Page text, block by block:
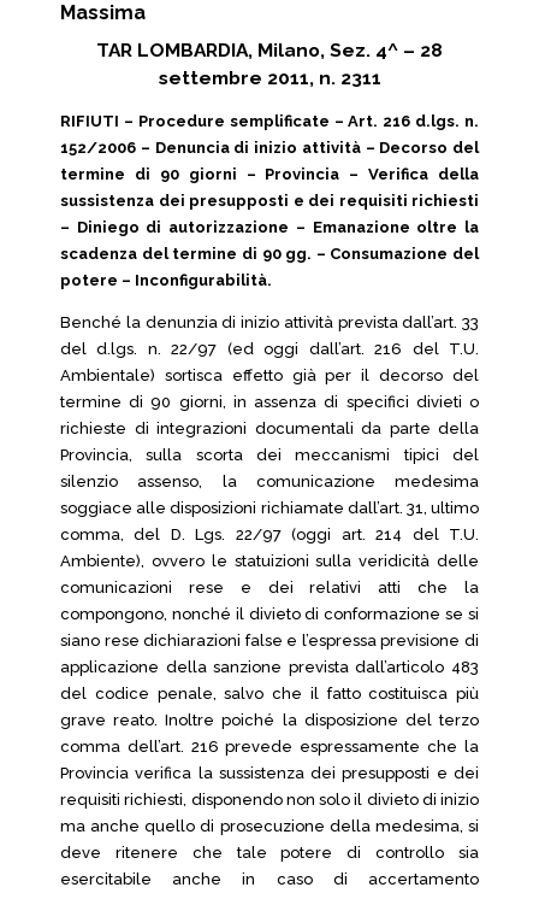
Massima
TAR LOMBARDIA, Milano, Sez. 4^ – 28
settembre 2011, n. 2311
RIFIUTI – Procedure semplificate – Art. 216 d.lgs. n.
152/2006 – Denuncia di inizio attività – Decorso del
termine di 90 giorni – Provincia – Verifica della
sussistenza dei presupposti e dei requisiti richiesti
– Diniego di autorizzazione – Emanazione oltre la
scadenza del termine di 90 gg. – Consumazione del
potere – Inconfigurabilità.
Benché la denunzia di inizio attività prevista dall’art. 33
del d.lgs. n. 22/97 (ed oggi dall’art. 216 del T.U.
Ambientale) sortisca effetto già per il decorso del
termine di 90 giorni, in assenza di specifici divieti o
richieste di integrazioni documentali da parte della
Provincia, sulla scorta dei meccanismi tipici del
silenzio assenso, la comunicazione medesima
soggiace alle disposizioni richiamate dall’art. 31, ultimo
comma, del D. Lgs. 22/97 (oggi art. 214 del T.U.
Ambiente), ovvero le statuizioni sulla veridicità delle
comunicazioni rese e dei relativi atti che la
compongono, nonché il divieto di conformazione se si
siano rese dichiarazioni false e l’espressa previsione di
applicazione della sanzione prevista dall’articolo 483
del codice penale, salvo che il fatto costituisca più
grave reato. Inoltre poiché la disposizione del terzo
comma dell’art. 216 prevede espressamente che la
Provincia verifica la sussistenza dei presupposti e dei
requisiti richiesti, disponendo non solo il divieto di inizio
ma anche quello di prosecuzione della medesima, si
deve ritenere che tale potere di controllo sia
esercitabile anche in caso di accertamento